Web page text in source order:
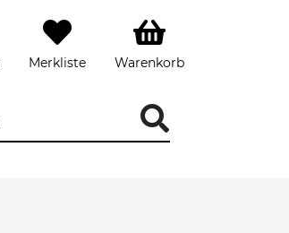
Merkliste Warenkorb